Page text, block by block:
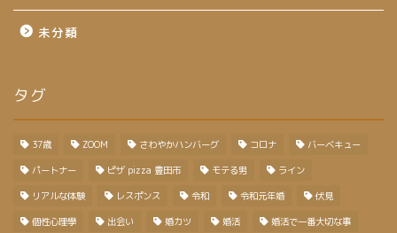
未分類
タグ
37歳 ZOOM さわやかハンバーグ コロナ バーベキュー
パートナー ピザ pizza 豊田市 モテる男 ライン
リアルな体験 レスポンス 令和 令和元年婚 伏見
個性心理學 出会い 婚カツ 婚活 婚活で一番大切な事